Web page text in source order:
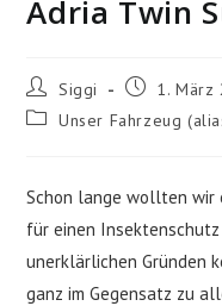
Adria Twin
Beitrags-
Autor:
Siggi
Beitrag1. März
Beitrags-Unser Fahrzeug
Schon lange wollten wir
für einen Insektenschutz
unerklärlichen Gründen
ganz im Gegensatz zu